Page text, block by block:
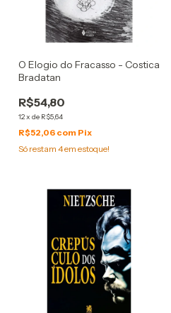
O Elogio do Fracasso - Costica
Bradatan
R$54,80
12x de R$5,64
R$52,06 com Pix
Só restam 4em estoque!